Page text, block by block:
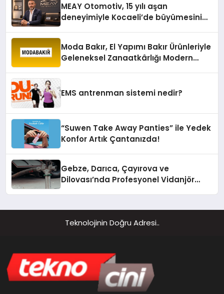
MEAY Otomotiv, 15 yılı aşan
deneyimiyle Kocaeli’de büyümesini
Moda Bakır, El Yapımı Bakır Ürünleriyle
Geleneksel Zanaatkârlığı Modern
EMS antrenman sistemi nedir?
“Suwen Take Away Panties” ile Yedek
Konfor Artık Çantanızda!
Gebze, Darıca, Çayırova ve
Dilovası’nda Profesyonel Vidanjör
Teknolojinin Doğru Adresi..